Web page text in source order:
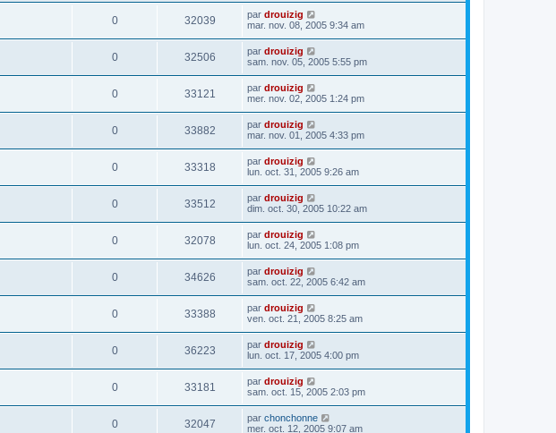
0 32039 par drouizig
mar. nov. 08, 2005 9:34 am
0 32506 par drouizig
sam. nov. 05, 2005 5:55 pm
0 33121 par drouizig
mer. nov. 02, 2005 1:24 pm
0 33882 par drouizig
mar. nov. 01, 2005 4:33 pm
0 33318 par drouizig
lun. oct. 31, 2005 9:26 am
0 33512 par drouizig
dim. oct. 30, 2005 10:22 am
0 32078 par drouizig
lun. oct. 24, 2005 1:08 pm
0 34626 par drouizig
sam. oct. 22, 2005 6:42 am
0 33388 par drouizig
ven. oct. 21, 2005 8:25 am
0 36223 par drouizig
lun. oct. 17, 2005 4:00 pm
0 33181 par drouizig
sam. oct. 15, 2005 2:03 pm
0 32047 par chonchonne
mer. oct. 12, 2005 9:07 am